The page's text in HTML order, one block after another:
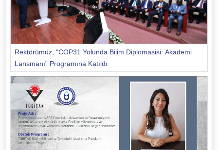
Rektörümüz, “COP31 Yolunda Bilim Diplomasisi: Akademi
Lansmanı” Programına Katıldı